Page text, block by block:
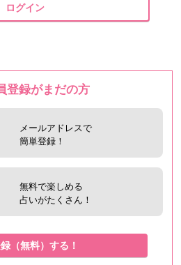
ログイン
登録がまだの方
メールアドレスで
簡単登録！
無料で楽しめる
占いがたくさん！
（無料）する！